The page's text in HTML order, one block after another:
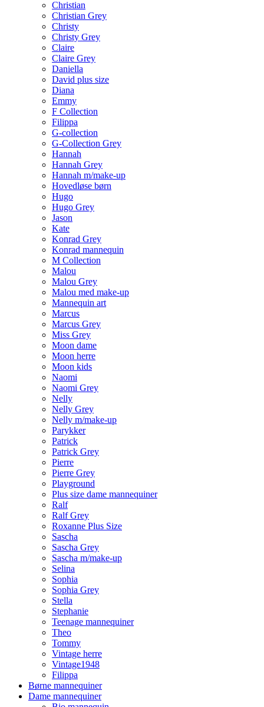
Christian
Christian Grey
Christy
Christy Grey
Claire
Claire Grey
Daniella
David plus size
Diana
Emmy
F Collection
Filippa
G-collection
G-Collection Grey
Hannah
Hannah Grey
Hannah m/make-up
Hovedløse børn
Hugo
Hugo Grey
Jason
Kate
Konrad Grey
Konrad mannequin
M Collection
Malou
Malou Grey
Malou med make-up
Mannequin art
Marcus
Marcus Grey
Miss Grey
Moon dame
Moon herre
Moon kids
Naomi
Naomi Grey
Nelly
Nelly Grey
Nelly m/make-up
Parykker
Patrick
Patrick Grey
Pierre
Pierre Grey
Playground
Plus size dame mannequiner
Ralf
Ralf Grey
Roxanne Plus Size
Sascha
Sascha Grey
Sascha m/make-up
Selina
Sophia
Sophia Grey
Stella
Stephanie
Teenage mannequiner
Theo
Tommy
Vintage herre
Vintage1948
Filippa
Børne mannequiner
Dame mannequiner